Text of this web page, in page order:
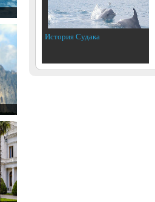
История Судака